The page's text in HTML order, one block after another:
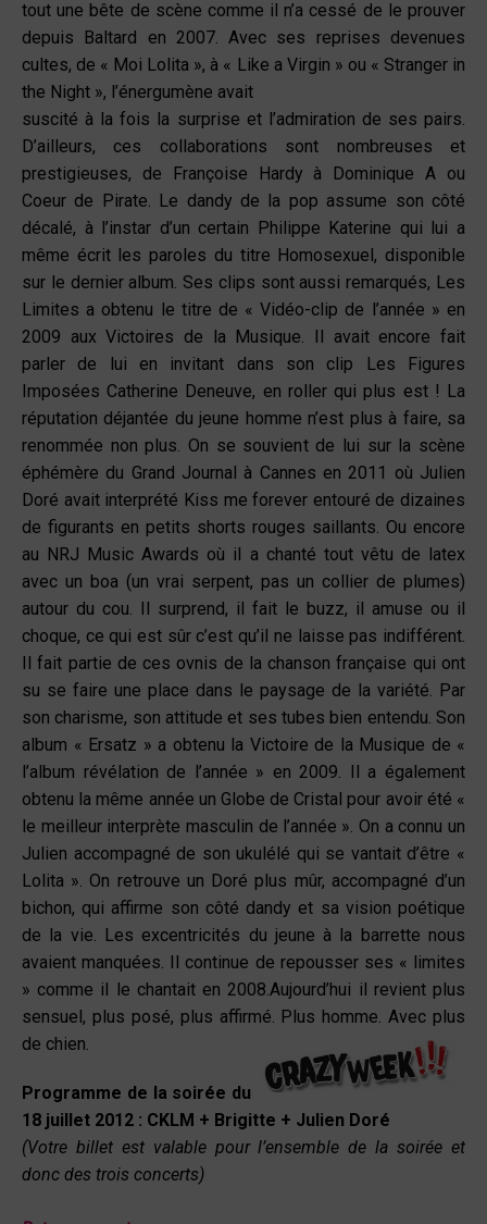
tout une bête de scène comme il n’a cessé de le prouver
depuis Baltard en 2007. Avec ses reprises devenues
cultes, de « Moi Lolita », à « Like a Virgin » ou « Stranger in
the Night », l’énergumène avait
suscité à la fois la surprise et l’admiration de ses pairs.
D’ailleurs, ces collaborations sont nombreuses et
prestigieuses, de Françoise Hardy à Dominique A ou
Coeur de Pirate. Le dandy de la pop assume son côté
décalé, à l’instar d’un certain Philippe Katerine qui lui a
même écrit les paroles du titre Homosexuel, disponible
sur le dernier album. Ses clips sont aussi remarqués, Les
Limites a obtenu le titre de « Vidéo-clip de l’année » en
2009 aux Victoires de la Musique. Il avait encore fait
parler de lui en invitant dans son clip Les Figures
Imposées Catherine Deneuve, en roller qui plus est ! La
réputation déjantée du jeune homme n’est plus à faire, sa
renommée non plus. On se souvient de lui sur la scène
éphémère du Grand Journal à Cannes en 2011 où Julien
Doré avait interprété Kiss me forever entouré de dizaines
de figurants en petits shorts rouges saillants. Ou encore
au NRJ Music Awards où il a chanté tout vêtu de latex
avec un boa (un vrai serpent, pas un collier de plumes)
autour du cou. Il surprend, il fait le buzz, il amuse ou il
choque, ce qui est sûr c’est qu’il ne laisse pas indifférent.
Il fait partie de ces ovnis de la chanson française qui ont
su se faire une place dans le paysage de la variété. Par
son charisme, son attitude et ses tubes bien entendu. Son
album « Ersatz » a obtenu la Victoire de la Musique de «
l’album révélation de l’année » en 2009. Il a également
obtenu la même année un Globe de Cristal pour avoir été «
le meilleur interprète masculin de l’année ». On a connu un
Julien accompagné de son ukulélé qui se vantait d’être «
Lolita ». On retrouve un Doré plus mûr, accompagné d’un
bichon, qui affirme son côté dandy et sa vision poétique
de la vie. Les excentricités du jeune à la barrette nous
avaient manquées. Il continue de repousser ses « limites
» comme il le chantait en 2008.Aujourd’hui il revient plus
sensuel, plus posé, plus affirmé. Plus homme. Avec plus
de chien.
Programme de la soirée du
18 juillet 2012 : CKLM + Brigitte + Julien Doré
(Votre billet est valable pour l’ensemble de la soirée et
donc des trois concerts)